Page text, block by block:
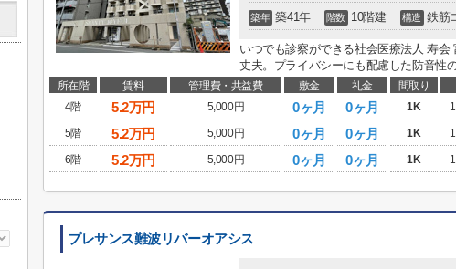
築年 築41年 階数 10階建 構造 鉄筋
いつでも診察ができる社会医療法人 寿
丈夫。プライバシーにも配慮した防音性
所在階 賃料 管理費・共益費 敷金 礼金 間取り
4階
5.2万円 5,000円 0ヶ月 0ヶ月 1K
5階
5.2万円 5,000円 0ヶ月 0ヶ月 1K
6階
5.2万円 5,000円 0ヶ月 0ヶ月 1K
プレサンス難波リバーオアシス